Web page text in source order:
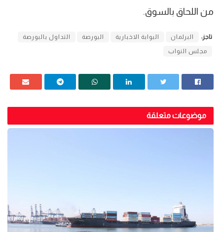
من اللحاق بالسوق.
تاجز: البرلمان البوابة الاخبارية البورصة التداول بالبورصة
مجلس النواب
موضوعات متعلقة